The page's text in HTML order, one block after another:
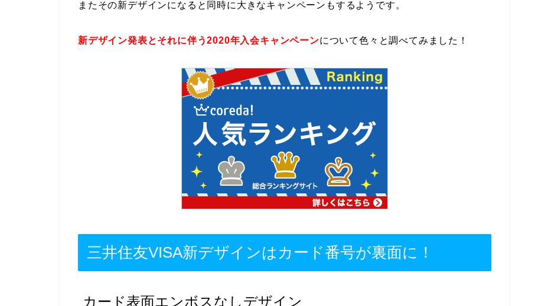
またその新デザインになると同時に大きなキャンペーンもするようです。
新デザイン発表とそれに伴う2020年入会キャンペーンについて色々と調べてみました！
三井住友VISA新デザインはカード番号が裏面に！
カード表面エンボスなしデザイン